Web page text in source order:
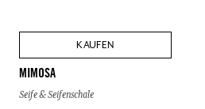
KAUFEN
MIMOSA
Seife & Seifenschale